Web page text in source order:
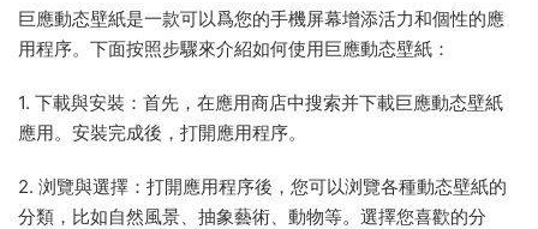
巨應動态壁紙是一款可以爲您的手機屏幕增添活力和個性的應
用程序。下面按照步驟來介紹如何使用巨應動态壁紙：
1. 下載與安裝：首先，在應用商店中搜索并下載巨應動态壁紙
應用。安裝完成後，打開應用程序。
2. 浏覽與選擇：打開應用程序後，您可以浏覽各種動态壁紙的
分類，比如自然風景、抽象藝術、動物等。選擇您喜歡的分